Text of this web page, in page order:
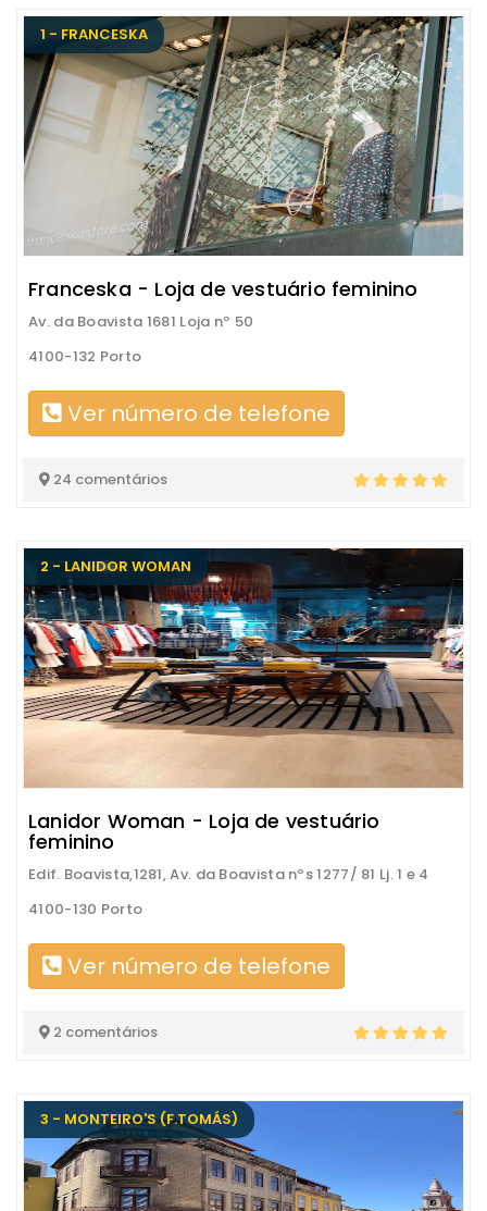
1 - FRANCESKA
Franceska - Loja de vestuário feminino
Av. da Boavista 1681 Loja nº 50
4100-132 Porto
Ver número de telefone
24 comentários
2 - LANIDOR WOMAN
Lanidor Woman - Loja de vestuário
feminino
Edif. Boavista,1281, Av. da Boavista nºs 1277/ 81 Lj. 1 e 4
4100-130 Porto
Ver número de telefone
2 comentários
3 - MONTEIRO'S (F.TOMÁS)